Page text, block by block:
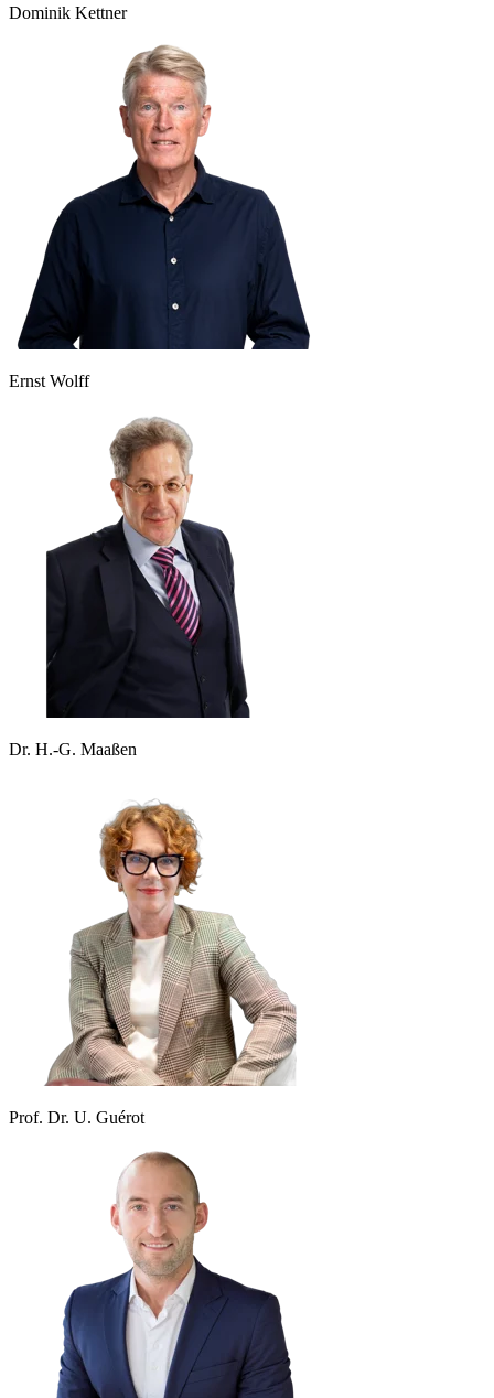
Dominik Kettner
Ernst Wolff
Dr. H.-G. Maaßen
Prof. Dr. U. Guérot